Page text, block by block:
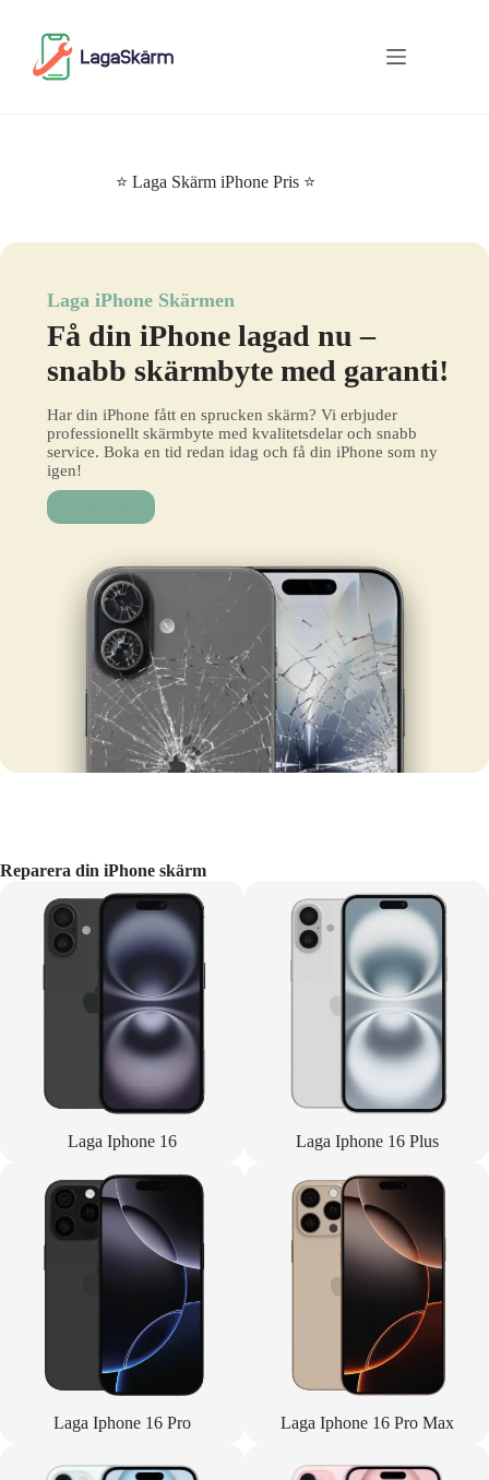
⭐ Laga Skärm iPhone Pris ⭐
Laga iPhone Skärmen
Få din iPhone lagad nu –
snabb skärmbyte med garanti!
Har din iPhone fått en sprucken skärm? Vi erbjuder
professionellt skärmbyte med kvalitetsdelar och snabb
service. Boka en tid redan idag och få din iPhone som ny
igen!
Reparera din iPhone skärm
Laga Iphone 16 Laga Iphone 16 Plus
Laga Iphone 16 Pro Laga Iphone 16 Pro Max